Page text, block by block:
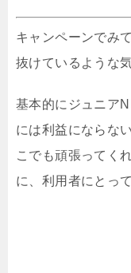
キャンペーンでみ
抜けているような
基本的にジュニア
には利益にならな
こでも頑張ってく
に、利用者にとっ